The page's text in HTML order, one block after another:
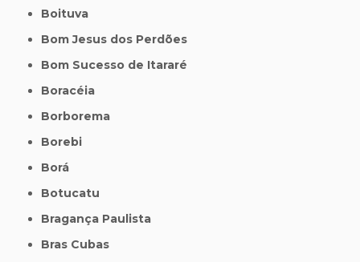
Boituva
Bom Jesus dos Perdões
Bom Sucesso de Itararé
Boracéia
Borborema
Borebi
Borá
Botucatu
Bragança Paulista
Bras Cubas